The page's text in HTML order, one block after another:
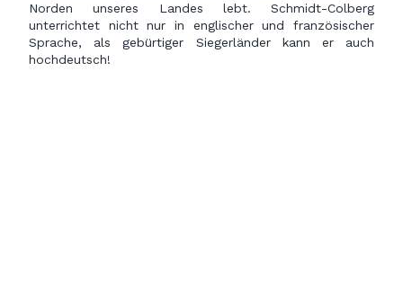
Norden unseres Landes lebt. Schmidt-Colberg
unterrichtet nicht nur in englischer und französischer
Sprache, als gebürtiger Siegerländer kann er auch
hochdeutsch!